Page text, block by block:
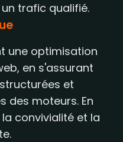
trafic qualifié.
une optimisation
en s'assurant
et
des moteurs. En
convivialité et la